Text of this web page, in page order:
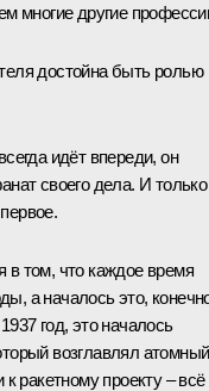
многие другие
достойна быть ролью
идёт впереди, он
своего дела. И только
в том, что каждое время
а началось это,
год, это началось
возглавлял атомный
ракетному проекту – всё